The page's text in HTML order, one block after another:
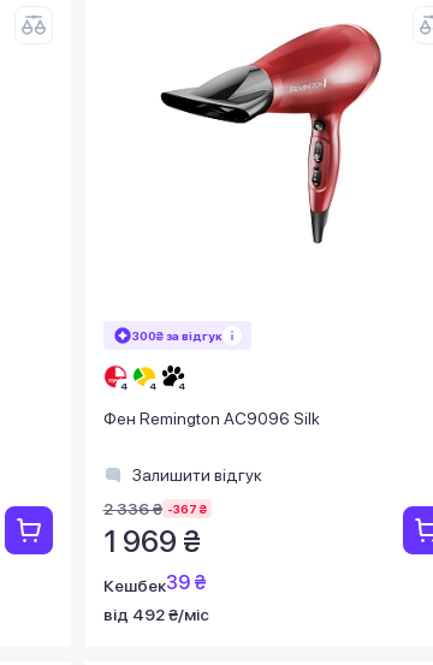
300₴ за відгук
Фен Remington AC9096 Silk
Залишити відгук
2 336 ₴ -367 ₴
1 969 ₴
Кешбек39 ₴
від 492 ₴/міс